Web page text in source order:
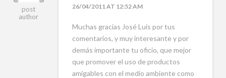
post
author
26/04/2011 AT 12:52 AM
Muchas gracias José Luis por tus
comentarios, y muy interesante y por
demás importante tu oficio, que mejor
que promover el uso de productos
amigables con el medio ambiente como